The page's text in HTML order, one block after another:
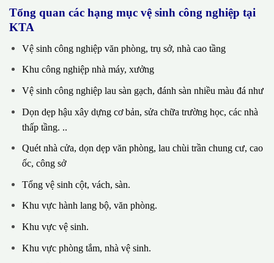
Tổng quan các hạng mục vệ sinh công nghiệp tại
KTA
Vệ sinh công nghiệp văn phòng, trụ sở, nhà cao tầng
Khu công nghiệp nhà máy, xưởng
Vệ sinh công nghiệp lau sàn gạch, đánh sàn nhiều màu đá như
Dọn dẹp hậu xây dựng cơ bản, sửa chữa trường học, các nhà
thấp tầng. ..
Quét nhà cửa, dọn dẹp văn phòng, lau chùi trần chung cư, cao
ốc, công sở
Tổng vệ sinh cột, vách, sàn.
Khu vực hành lang bộ, văn phòng.
Khu vực vệ sinh.
Khu vực phòng tắm, nhà vệ sinh.